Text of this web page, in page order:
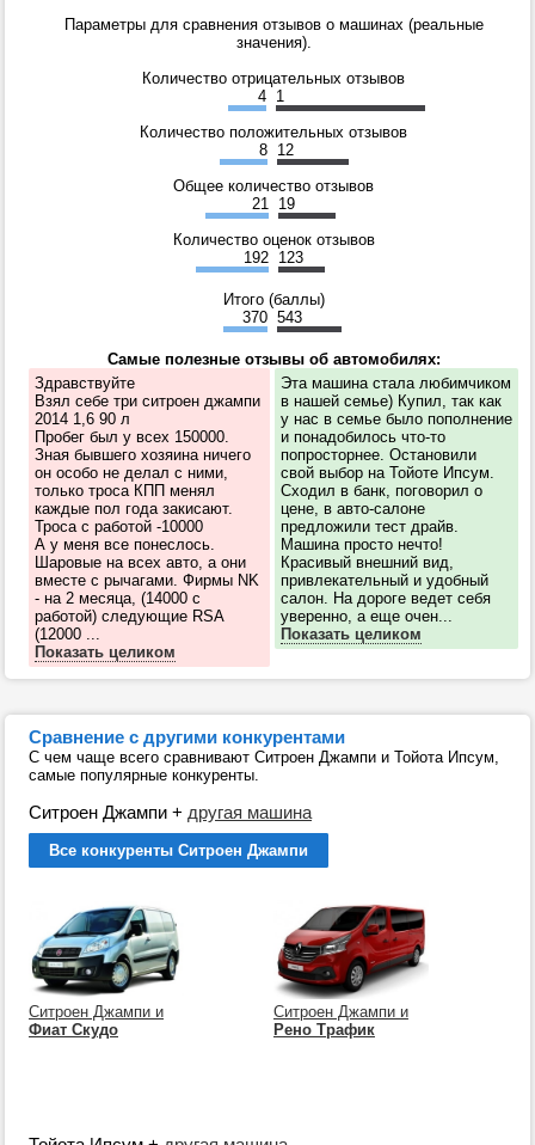
Параметры для сравнения отзывов о машинах (реальные
значения).
Количество отрицательных отзывов
4 1
Количество положительных отзывов
8 12
Общее количество отзывов
21 19
Количество оценок отзывов
192 123
Итого (баллы)
370 543
Самые полезные отзывы об автомобилях:
Здравствуйте
Взял себе три ситроен джампи
2014 1,6 90 л
Пробег был у всех 150000.
Зная бывшего хозяина ничего
он особо не делал с ними,
только троса КПП менял
каждые пол года закисают.
Троса с работой -10000
А у меня все понеслось.
Шаровые на всех авто, а они
вместе с рычагами. Фирмы NK
- на 2 месяца, (14000 с
работой) следующие RSA
(12000 ...
Показать целиком
Эта машина стала любимчиком
в нашей семье) Купил, так как
у нас в семье было пополнение
и понадобилось что-то
попросторнее. Остановили
свой выбор на Тойоте Ипсум.
Сходил в банк, поговорил о
цене, в авто-салоне
предложили тест драйв.
Машина просто нечто!
Красивый внешний вид,
привлекательный и удобный
салон. На дороге ведет себя
уверенно, а еще очен...
Показать целиком
Сравнение с другими конкурентами
С чем чаще всего сравнивают Ситроен Джампи и Тойота Ипсум,
самые популярные конкуренты.
Ситроен Джампи + другая машина
Все конкуренты Ситроен Джампи
Ситроен Джампи и
Фиат Скудо
Ситроен Джампи и
Рено Трафик